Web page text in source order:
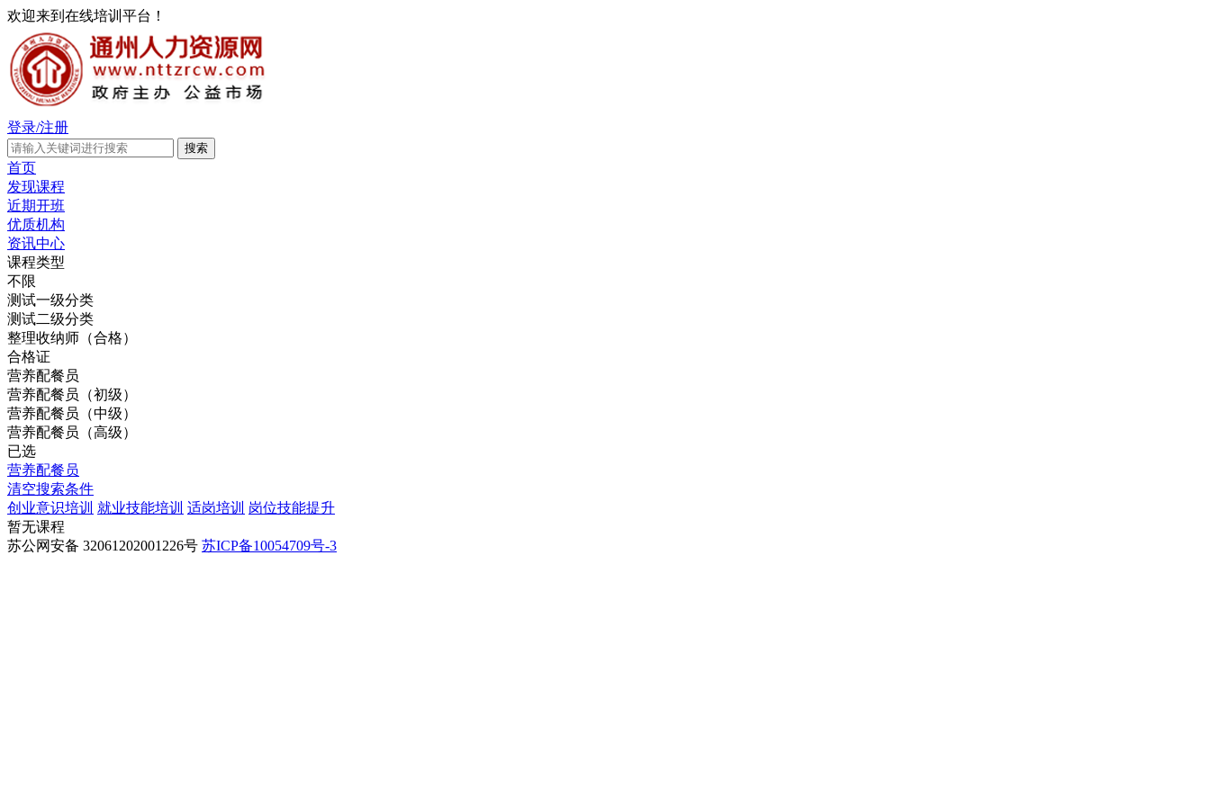
欢迎来到在线培训平台！
登录/注册
首页
发现课程
近期开班
优质机构
资讯中心
课程类型
不限
测试一级分类
测试二级分类
整理收纳师（合格）
合格证
营养配餐员
营养配餐员（初级）
营养配餐员（中级）
营养配餐员（高级）
已选
营养配餐员
清空搜索条件
创业意识培训 就业技能培训 适岗培训 岗位技能提升
暂无课程
苏公网安备 32061202001226号 苏ICP备10054709号-3